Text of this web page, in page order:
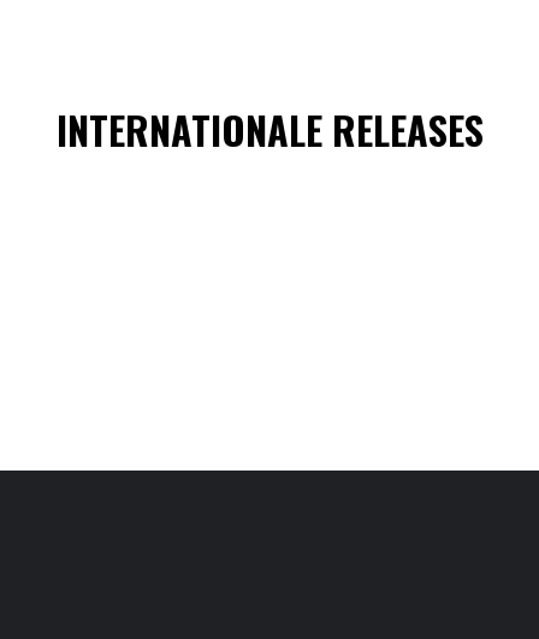
INTERNATIONALE RELEASES